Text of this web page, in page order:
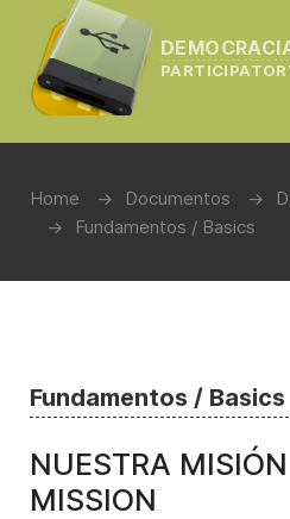
Home Documentos
Fundamentos / Basics
Fundamentos / Basics
NUESTRA
MISSION